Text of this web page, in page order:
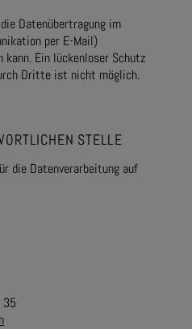
Datenübertragung im
per E-Mail)
Ein lückenloser Schutz
Dritte ist nicht möglich.
STELLE
die Datenverarbeitung auf